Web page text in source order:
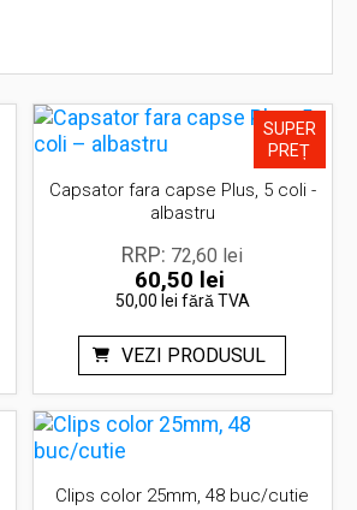
SUPER
PREȚ
Capsator fara capse Plus, 5 coli -
albastru
72,60 lei
Prețul
inițial
a
fost:
72,60 lei.
60,50 lei
Prețul
curent
este:
60,50 lei.
50,00 lei fără TVA
VEZI PRODUSUL
Clips color 25mm, 48 buc/cutie